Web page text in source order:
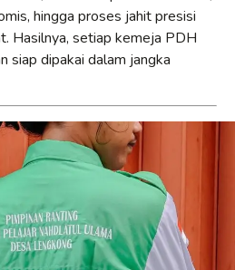
hingga proses jahit presisi
Hasilnya, setiap kemeja PDH
siap dipakai dalam jangka